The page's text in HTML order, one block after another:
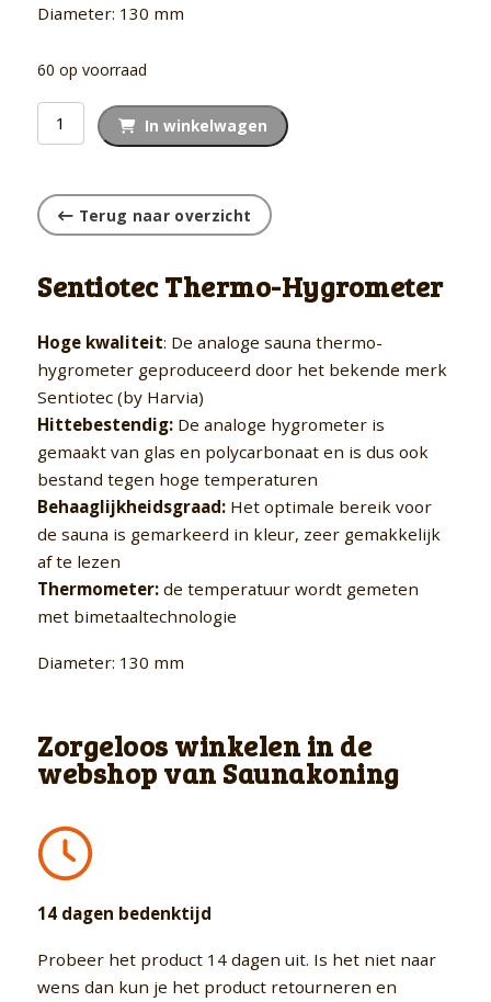
Diameter: 130 mm
60 op voorraad
Thermo-
Hygrometer
In winkelwagen
Terug naar overzicht
Sentiotec Thermo-Hygrometer
Hoge kwaliteit: De analoge sauna thermo-
hygrometer geproduceerd door het bekende merk
Sentiotec (by Harvia)
Hittebestendig: De analoge hygrometer is
gemaakt van glas en polycarbonaat en is dus ook
bestand tegen hoge temperaturen
Behaaglijkheidsgraad: Het optimale bereik voor
de sauna is gemarkeerd in kleur, zeer gemakkelijk
af te lezen
Thermometer: de temperatuur wordt gemeten
met bimetaaltechnologie
Diameter: 130 mm
Zorgeloos winkelen in de
webshop van Saunakoning
14 dagen bedenktijd
Probeer het product 14 dagen uit. Is het niet naar
wens dan kun je het product retourneren en